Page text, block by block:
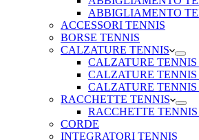
ABBIGLIAMENTO
ACCESSORI TENNIS
BORSE TENNIS
CALZATURE TENNIS
CALZATURE
CALZATURE TENNIS
CALZATURE TENNIS
RACCHETTE TENNIS
RACCHETTE TENNIS
CORDE
INTEGRATORI TENNIS